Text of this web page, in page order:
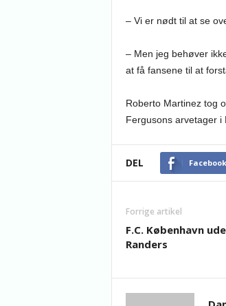
– Vi er nødt til at se
– Men jeg behøver
at få fansene til at
Roberto Martinez tog
Fergusons arvetager i
DEL Facebook
Forrige artikel
F.C. København
Randers